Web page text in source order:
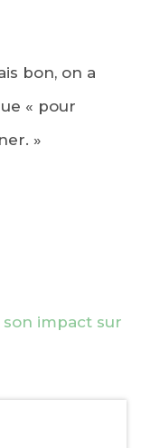
bon, on a
« pour
»
impact sur